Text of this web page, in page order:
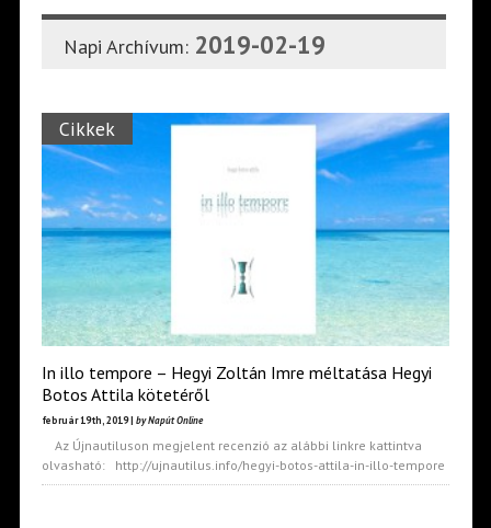
Napi Archívum: 2019-02-19
Cikkek
In illo tempore – Hegyi Zoltán Imre méltatása Hegyi
Botos Attila kötetéről
február 19th, 2019 | by Napút Online
Az Újnautiluson megjelent recenzió az alábbi linkre kattintva
olvasható: http://ujnautilus.info/hegyi-botos-attila-in-illo-tempore